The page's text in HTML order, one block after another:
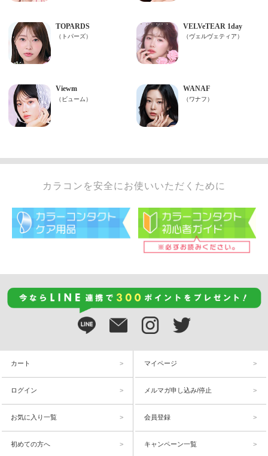
カラコンを安全にお使いいただくために
カート マイページ
ログイン メルマガ申し込み/停止
お気に入り一覧 会員登録
初めての方へ キャンペーン一覧